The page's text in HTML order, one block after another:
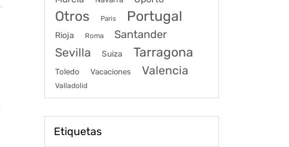
Otros Paris Portugal
Rioja Roma Santander
Sevilla Suiza Tarragona
Toledo Vacaciones Valencia
Valladolid
Etiquetas